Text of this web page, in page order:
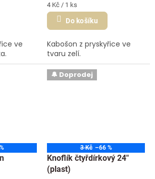
ve
Měrná
cena:
4 Kč / 1 ks
Do košíku
Kabošon z pryskyřice ve
tvaru zelí.
🔔 Doprodej
3 Kč –66 %
Knoflík čtyřdírkový 24"
(plast)